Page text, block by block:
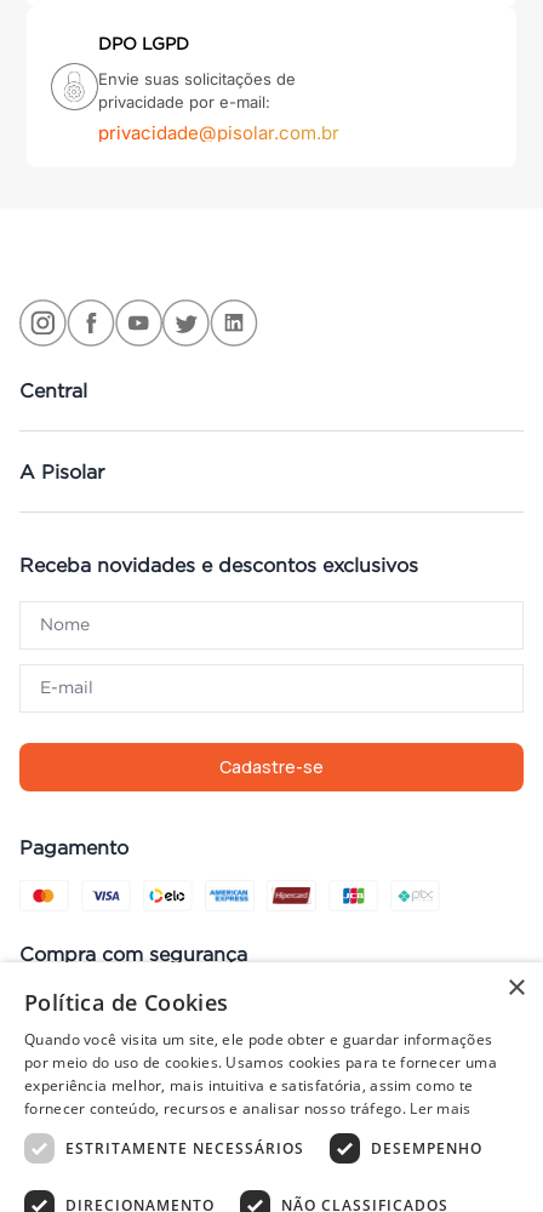
DPO LGPD
Envie suas solicitações de
privacidade por e-mail:
privacidade@pisolar.com.br
Central
A Pisolar
Receba novidades e descontos exclusivos
Cadastre-se
Pagamento
Compra com segurança
Preços, promoções, condições de pagamento e frete válidos apenas
para compras no site. Em caso de divergência, prevalece o valor do
carrinho no fechamento do pedido. Vendas sujeitas à análise e
disponibilidade de estoque. Imagens ilustrativas.
×
Política de Cookies
Quando você visita um site, ele pode obter e guardar informações
por meio do uso de cookies. Usamos cookies para te fornecer uma
experiência melhor, mais intuitiva e satisfatória, assim como te
fornecer conteúdo, recursos e analisar nosso tráfego. Ler mais
ESTRITAMENTE NECESSÁRIOS
DESEMPENHO
DIRECIONAMENTO NÃO CLASSIFICADOS